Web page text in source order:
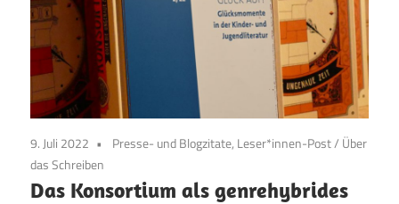
9. Juli 2022 Presse- und Blogzitate, Leser*innen-Post/ Über
das Schreiben
Das Konsortium als genrehybrides